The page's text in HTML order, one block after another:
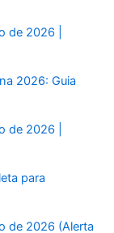
de 2026 |
2026: Guia
de 2026 |
para
de 2026 (Alerta